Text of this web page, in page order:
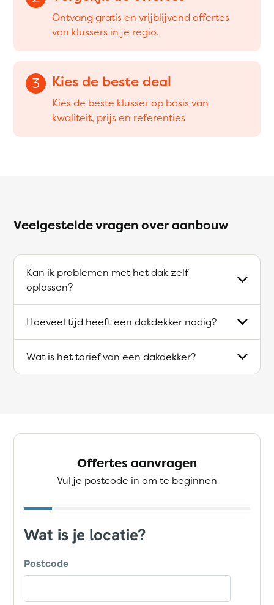
Ontvang gratis en vrijblijvend offertes
van klussers in je regio.
3 Kies de beste deal
Kies de beste klusser op basis van
kwaliteit, prijs en referenties
Veelgestelde vragen over aanbouw
Kan ik problemen met het dak zelf
oplossen?
Hoeveel tijd heeft een dakdekker nodig?
Wat is het tarief van een dakdekker?
Offertes aanvragen
Vul je postcode in om te beginnen